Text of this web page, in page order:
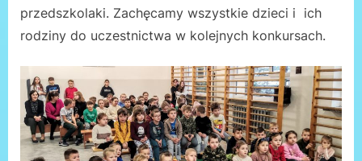
przedszkolaki. Zachęcamy wszystkie dzieci i ich
rodziny do uczestnictwa w kolejnych konkursach.